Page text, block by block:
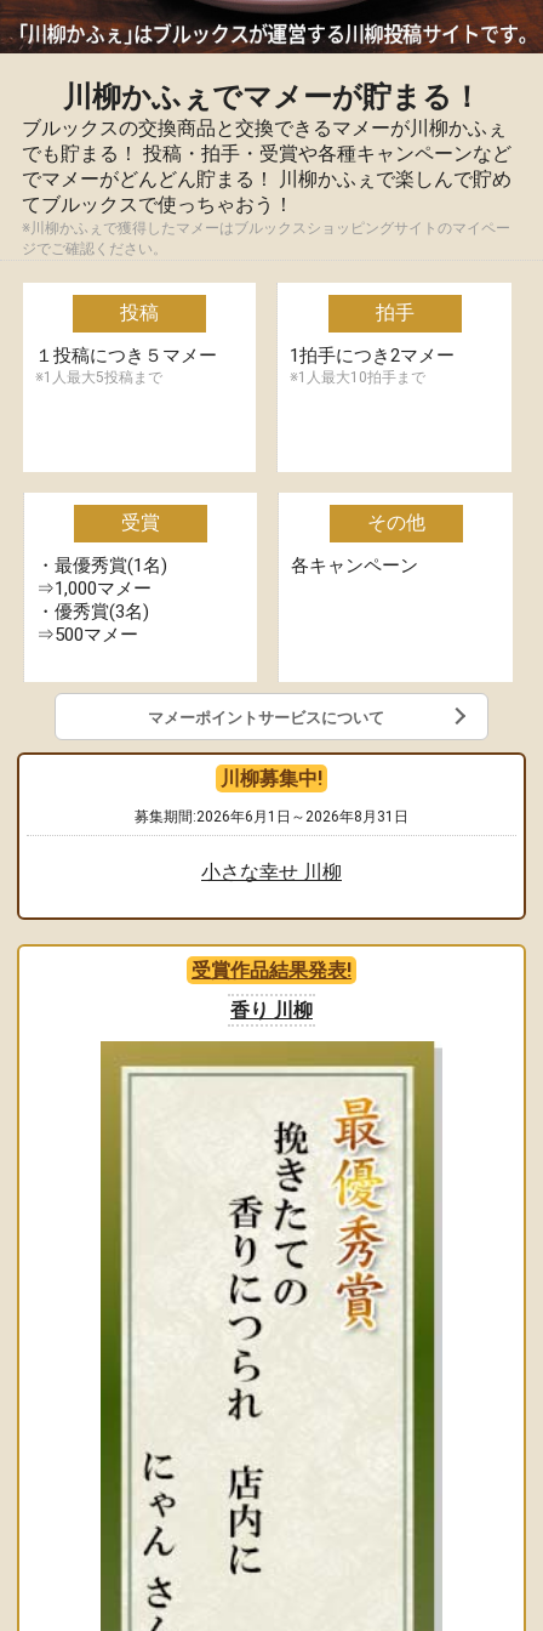
川柳かふぇでマメーが貯まる！
ブルックスの交換商品と交換できるマメーが川柳かふぇ
でも貯まる！ 投稿・拍手・受賞や各種キャンペーンなど
でマメーがどんどん貯まる！ 川柳かふぇで楽しんで貯め
てブルックスで使っちゃおう！
※川柳かふぇで獲得したマメーはブルックスショッピングサイトのマイペー
ジでご確認ください。
投稿
１投稿につき５マメー
※1人最大5投稿まで
拍手
1拍手につき2マメー
※1人最大10拍手まで
受賞
・最優秀賞(1名)
⇒1,000マメー
・優秀賞(3名)
⇒500マメー
その他
各キャンペーン
マメーポイントサービスについて
川柳募集中!
募集期間:2026年6月1日～2026年8月31日
小さな幸せ 川柳
受賞作品結果発表!
香り 川柳